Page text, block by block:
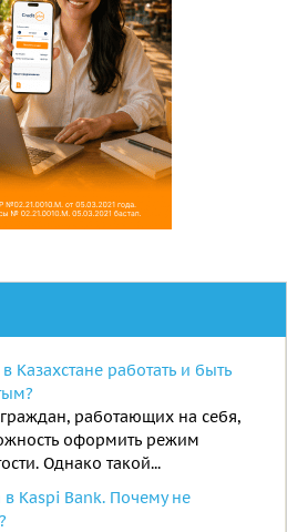
Казахстане работать и быть
работающих на себя,
оформить режим
Однако такой...
в Kaspi Bank. Почему не